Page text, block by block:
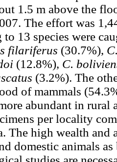
1.5 m above the
The effort was
13 species were
filariferus (30.7%),
(12.8%), C.
(3.2%). The
of mammals
abundant in rural
per locality
The high wealth and
domestic animals